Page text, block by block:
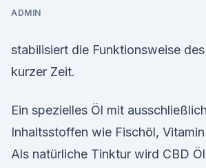
ADMIN
stabilisiert die Funktionsweise
kurzer Zeit.
Ein spezielles Öl mit
Inhaltsstoffen wie Fischöl,
Als natürliche Tinktur wird CBD